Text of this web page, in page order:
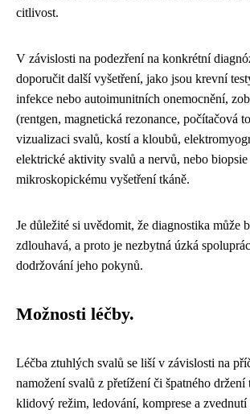
citlivost.
V závislosti na podezření na konkrétní
doporučit další vyšetření, jako jsou krevní
infekce nebo autoimunitních onemocnění,
(rentgen, magnetická rezonance, počítačová
vizualizaci svalů, kostí a kloubů,
elektrické aktivity svalů a nervů, nebo
mikroskopickému vyšetření tkáně.
Je důležité si uvědomit, že diagnostika může
zdlouhavá, a proto je nezbytná úzká
dodržování jeho pokynů.
Možnosti léčby.
Léčba ztuhlých svalů se liší v závislosti na
namožení svalů z přetížení či špatného držení
klidový režim, ledování, komprese a zvednutí